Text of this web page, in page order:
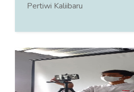
Pertiwi Kaliibaru